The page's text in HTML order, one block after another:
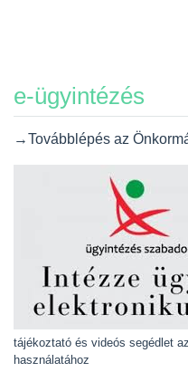
e-ügyintézés
→Továbblépés az
tájékoztató és videós segédlet
használatához